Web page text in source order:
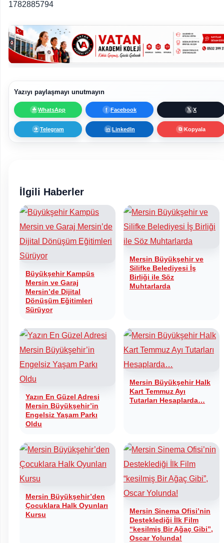
1782885794
Yazıyı paylaşmayı unutmayın
☘ WhatsApp f Facebook 𝕏 X
✈ Telegram in LinkedIn ⧉ Kopyala
İlgili Haberler
Büyükşehir Kampüs
Mersin ve Garaj
Mersin’de Dijital
Dönüşüm Eğitimleri
Sürüyor
Mersin Büyükşehir ve
Silifke Belediyesi İş
Birliği ile Söz
Muhtarlarda
Yazın En Güzel Adresi
Mersin Büyükşehir’in
Engelsiz Yaşam Parkı
Oldu
Mersin Büyükşehir Halk
Kart Temmuz Ayı
Tutarları Hesaplarda…
Mersin Büyükşehir’den
Çocuklara Halk Oyunları
Kursu
Mersin Sinema Ofisi’nin
Desteklediği İlk Film
“kesilmiş Bir Ağaç Gibi”,
Oscar Yolunda!